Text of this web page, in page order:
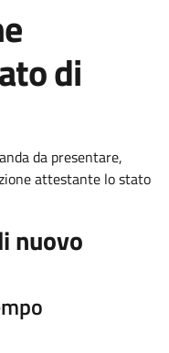
di
da presentare,
attestante lo stato
nuovo